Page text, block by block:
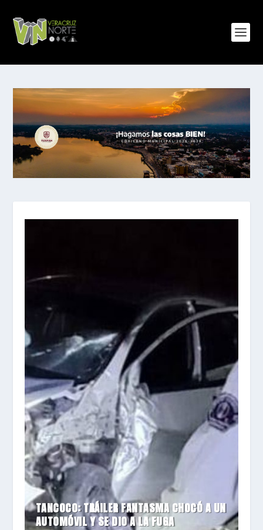
TANCOCO: TRÁILER FANTASMA CHOCÓ A UN
AUTOMÓVIL Y SE DIO A LA FUGA